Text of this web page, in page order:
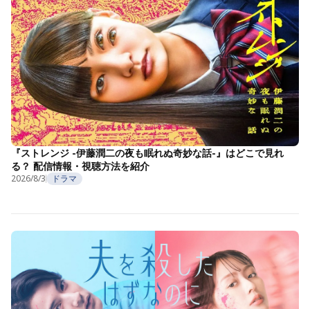
『ストレンジ -伊藤潤二の夜も眠れぬ奇妙な話-』はどこで見れ
る？ 配信情報・視聴方法を紹介
2026/8/3 ドラマ